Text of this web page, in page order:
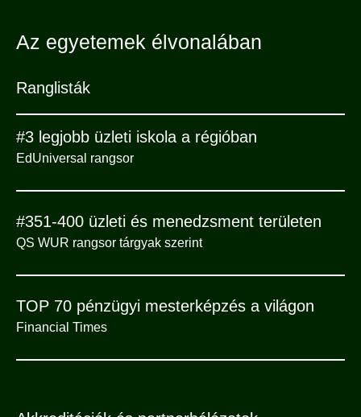
Az egyetemek élvonalában
Ranglisták
#3 legjobb üzleti iskola a régióban
EdUniversal rangsor
#351-400 üzleti és menedzsment területen
QS WUR rangsor tárgyak szerint
TOP 70 pénzügyi mesterképzés a világon
Financial Times